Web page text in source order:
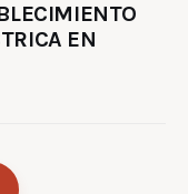
EN